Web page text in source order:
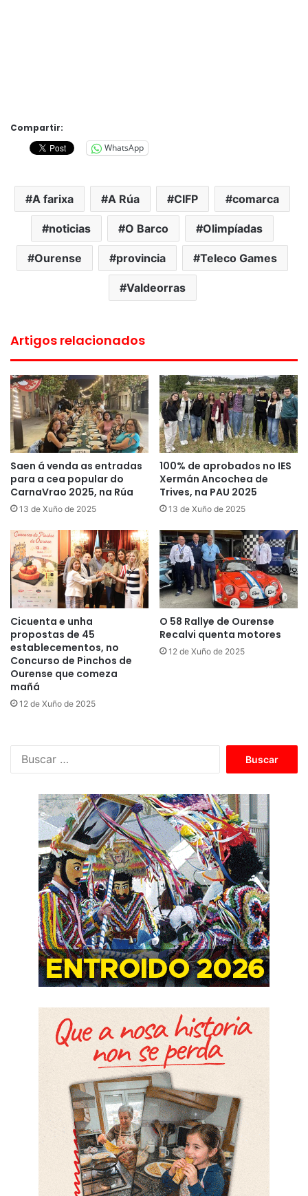
Compartir:
WhatsApp
A farixa A Rúa CIFP comarca
noticias O Barco Olimpíadas
Ourense provincia Teleco Games
Valdeorras
Artigos relacionados
Saen á venda as entradas
para a cea popular do
CarnaVrao 2025, na Rúa
13 de Xuño de 2025
100% de aprobados no IES
Xermán Ancochea de
Trives, na PAU 2025
13 de Xuño de 2025
Cicuenta e unha
propostas de 45
establecementos, no
Concurso de Pinchos de
Ourense que comeza
mañá
12 de Xuño de 2025
O 58 Rallye de Ourense
Recalvi quenta motores
12 de Xuño de 2025
c
a
r
: